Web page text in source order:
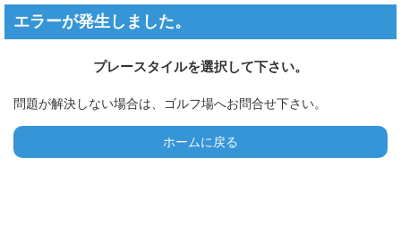
エラーが発生しました。
プレースタイルを選択して下さい。
問題が解決しない場合は、ゴルフ場へお問合せ下さい。
ホームに戻る